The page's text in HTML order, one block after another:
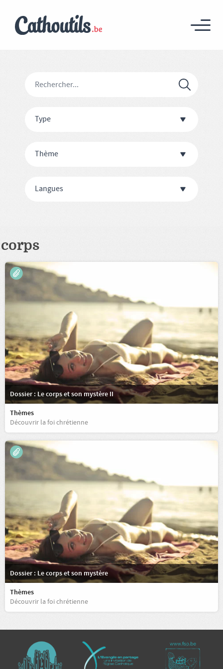
Type
Thème
Langues
corps
Dossier : Le corps et son mystère II
Thèmes
Découvrir la foi chrétienne
Dossier : Le corps et son mystère
Thèmes
Découvrir la foi chrétienne